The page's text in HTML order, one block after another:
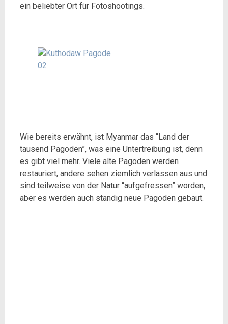
ein beliebter Ort für Fotoshootings.
Wie bereits erwähnt, ist Myanmar das “Land der
tausend Pagoden”, was eine Untertreibung ist, denn
es gibt viel mehr. Viele alte Pagoden werden
restauriert, andere sehen ziemlich verlassen aus und
sind teilweise von der Natur “aufgefressen” worden,
aber es werden auch ständig neue Pagoden gebaut.